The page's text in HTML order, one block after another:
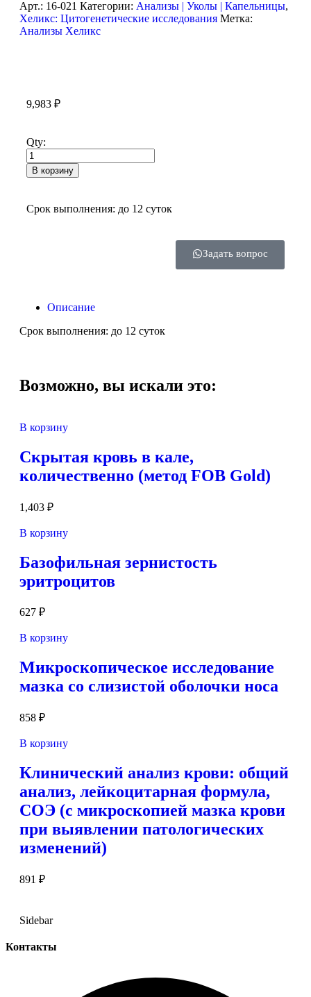
Арт.: 16-021 Категории: Анализы | Уколы | Капельницы,
Хеликс: Цитогенетические исследования Метка:
Анализы Хеликс
9,983 ₽
Qty:
В корзину
Срок выполнения: до 12 суток
Задать вопрос
Описание
Срок выполнения: до 12 суток
Возможно, вы искали это:
В корзину
Скрытая кровь в кале,
количественно (метод FOB Gold)
1,403 ₽
В корзину
Базофильная зернистость
эритроцитов
627 ₽
В корзину
Микроскопическое исследование
мазка со слизистой оболочки носа
858 ₽
В корзину
Клинический анализ крови: общий
анализ, лейкоцитарная формула,
СОЭ (с микроскопией мазка крови
при выявлении патологических
изменений)
891 ₽
Sidebar
Контакты